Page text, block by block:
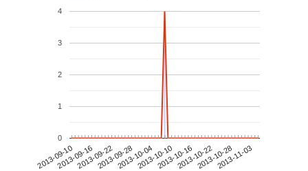
2013-09-102013-09-162013-09-222013-09-282013-10-042013-10-102013-10-162013-10-222013-10-282013-11-03
0
1
2
3
4